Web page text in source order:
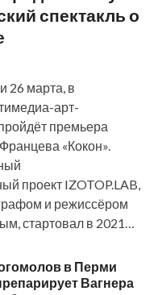
спектакль о
26 марта, в
арт-
премьера
«Кокон».
проект IZOTOP.LAB,
и режиссёром
стартовал в 2021…
в Перми
Вагнера